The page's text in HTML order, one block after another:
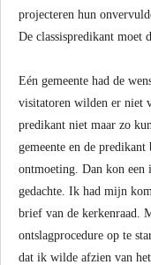
projecteren hun
De classispredikant moet
Eén gemeente had de
visitatoren wilden er niet
predikant niet maar zo
gemeente en de
ontmoeting. Dan kon een
gedachte. Ik had mijn
brief van de kerkenraad.
ontslagprocedure op te
dat ik wilde afzien van